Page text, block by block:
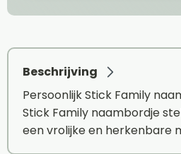
Beschrijving
Persoonlijk Stick Family
Stick Family naambordje
een vrolijke en herkenbare